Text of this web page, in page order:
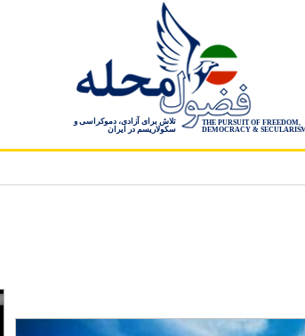
THE PURSUIT OF FREEDOM,
DEMOCRACY &
تلاش برای آزادی، دموکراسی و
سکولاریسم در ایران